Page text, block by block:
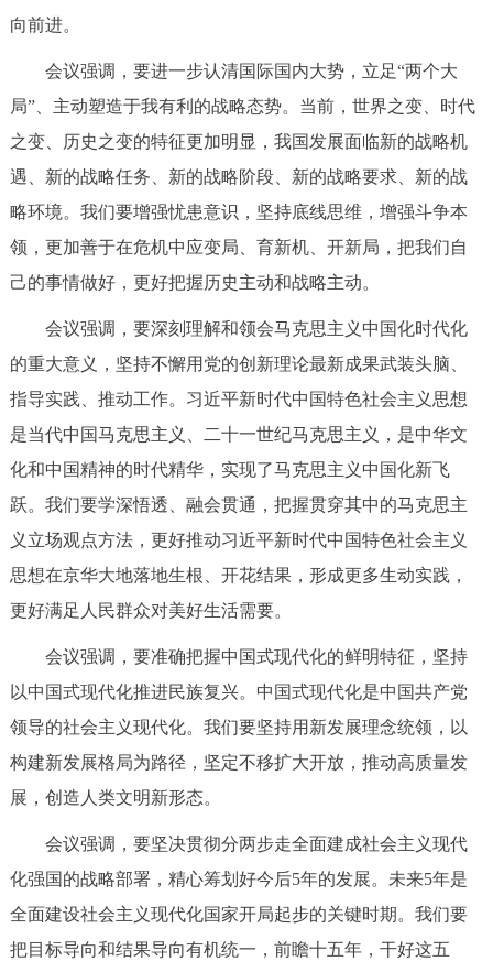
ITALIANO
向前进。
会议强调，要进一步认清国际国内大势，立足“两个大
局”、主动塑造于我有利的战略态势。当前，世界之变、时代
之变、历史之变的特征更加明显，我国发展面临新的战略机
遇、新的战略任务、新的战略阶段、新的战略要求、新的战
略环境。我们要增强忧患意识，坚持底线思维，增强斗争本
领，更加善于在危机中应变局、育新机、开新局，把我们自
己的事情做好，更好把握历史主动和战略主动。
会议强调，要深刻理解和领会马克思主义中国化时代化
的重大意义，坚持不懈用党的创新理论最新成果武装头脑、
指导实践、推动工作。习近平新时代中国特色社会主义思想
是当代中国马克思主义、二十一世纪马克思主义，是中华文
化和中国精神的时代精华，实现了马克思主义中国化新飞
跃。我们要学深悟透、融会贯通，把握贯穿其中的马克思主
义立场观点方法，更好推动习近平新时代中国特色社会主义
思想在京华大地落地生根、开花结果，形成更多生动实践，
更好满足人民群众对美好生活需要。
会议强调，要准确把握中国式现代化的鲜明特征，坚持
以中国式现代化推进民族复兴。中国式现代化是中国共产党
领导的社会主义现代化。我们要坚持用新发展理念统领，以
构建新发展格局为路径，坚定不移扩大开放，推动高质量发
展，创造人类文明新形态。
会议强调，要坚决贯彻分两步走全面建成社会主义现代
化强国的战略部署，精心筹划好今后5年的发展。未来5年是
全面建设社会主义现代化国家开局起步的关键时期。我们要
把目标导向和结果导向有机统一，前瞻十五年，干好这五